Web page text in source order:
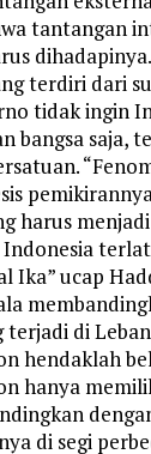
tantangan
terdiri dari
tidak ingin
bangsa saja,
harus
Indonesia
Ika” ucap
terjadi di
hendaklah
hanya
di segi